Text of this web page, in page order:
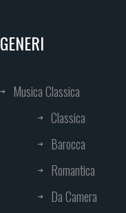
GENERI
Musica Classica
Classica
Barocca
Romantica
Da Camera